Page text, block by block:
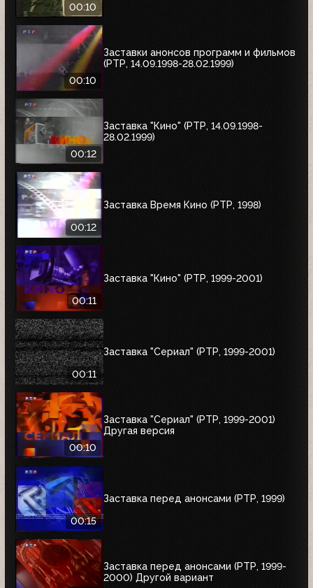
00:10
00:10
Заставки анонсов программ и фильмов
(РТР, 14.09.1998-28.02.1999)
00:12
Заставка "Кино" (РТР, 14.09.1998-
28.02.1999)
00:12
Заставка Время Кино (РТР, 1998)
00:11
Заставка "Кино" (РТР, 1999-2001)
00:11
Заставка "Сериал" (РТР, 1999-2001)
00:10
Заставка "Сериал" (РТР, 1999-2001)
Другая версия
00:15
Заставка перед анонсами (РТР, 1999)
Заставка перед анонсами (РТР, 1999-
2000) Другой вариант